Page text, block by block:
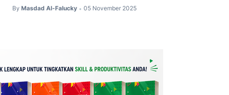
By Masdad Al-Falucky • 05 November 2025